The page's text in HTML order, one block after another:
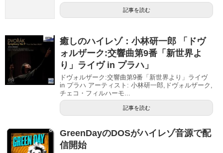
記事を読む
癒しのハイレゾ：小林研一郎 「ドヴ
ォルザーク:交響曲第9番「新世界よ
り」ライヴ in プラハ」
ドヴォルザーク:交響曲第9番「新世界より」ライヴ
in プラハ アーティスト: 小林研一郎,ドヴォルザーク,
チェコ・フィルハーモ...
記事を読む
GreenDayのDOSがハイレゾ音源で配
信開始